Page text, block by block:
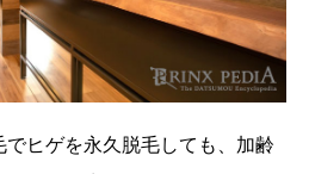
ヒゲを永久脱毛しても、加齢